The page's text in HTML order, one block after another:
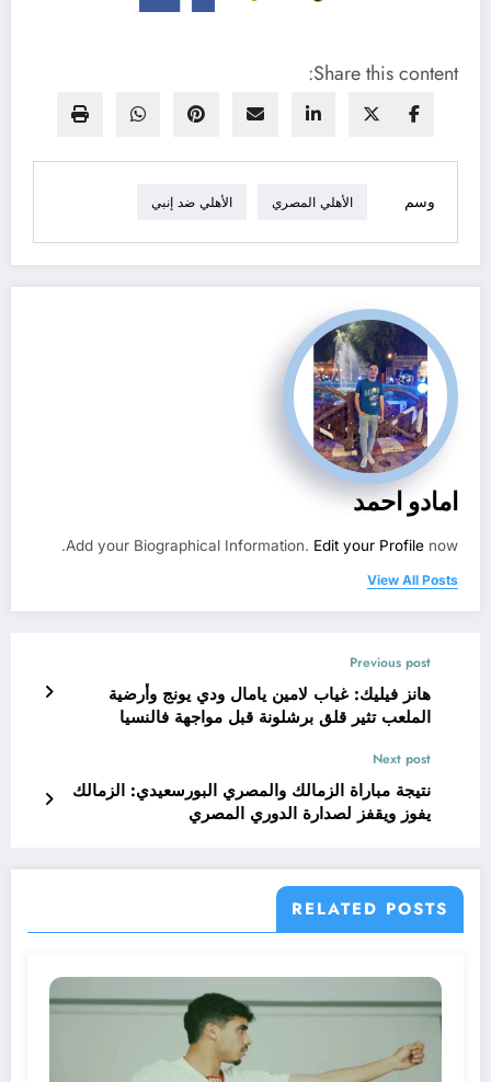
Share this content:
وسم الأهلي المصري الأهلي ضد إنبي
امادو احمد
Add your Biographical Information. Edit your Profile now.
View All Posts
Previous post
هانز فيليك: غياب لامين يامال ودي يونج وأرضية
الملعب تثير قلق برشلونة قبل مواجهة فالنسيا
Next post
نتيجة مباراة الزمالك والمصري البورسعيدي: الزمالك
يفوز ويقفز لصدارة الدوري المصري
RELATED POSTS